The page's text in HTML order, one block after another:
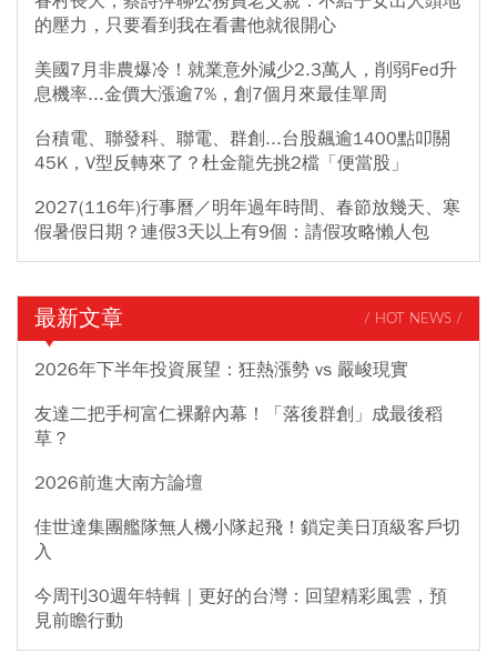
的壓力，只要看到我在看書他就很開心
美國7月非農爆冷！就業意外減少2.3萬人，削弱Fed升
息機率...金價大漲逾7%，創7個月來最佳單周
台積電、聯發科、聯電、群創...台股飆逾1400點叩關
45K，V型反轉來了？杜金龍先挑2檔「便當股」
2027(116年)行事曆／明年過年時間、春節放幾天、寒
假暑假日期？連假3天以上有9個：請假攻略懶人包
最新文章 / HOT NEWS /
2026年下半年投資展望：狂熱漲勢 vs 嚴峻現實
友達二把手柯富仁裸辭內幕！「落後群創」成最後稻
草？
2026前進大南方論壇
佳世達集團艦隊無人機小隊起飛！鎖定美日頂級客戶切
入
今周刊30週年特輯｜更好的台灣：回望精彩風雲，預
見前瞻行動